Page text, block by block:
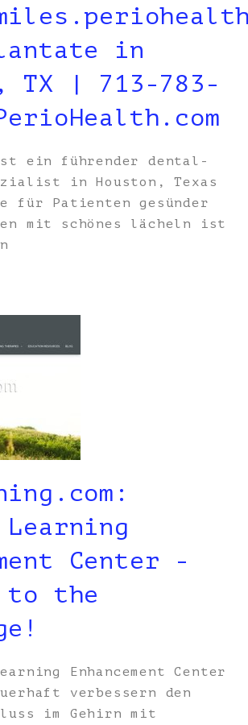
in
TX | 713-783-
ein führender dental-
in Houston, Texas
für Patienten gesünder
mit schönes lächeln ist
Learning
Center -
to the
Enhancement Center
verbessern den
im Gehirn mit